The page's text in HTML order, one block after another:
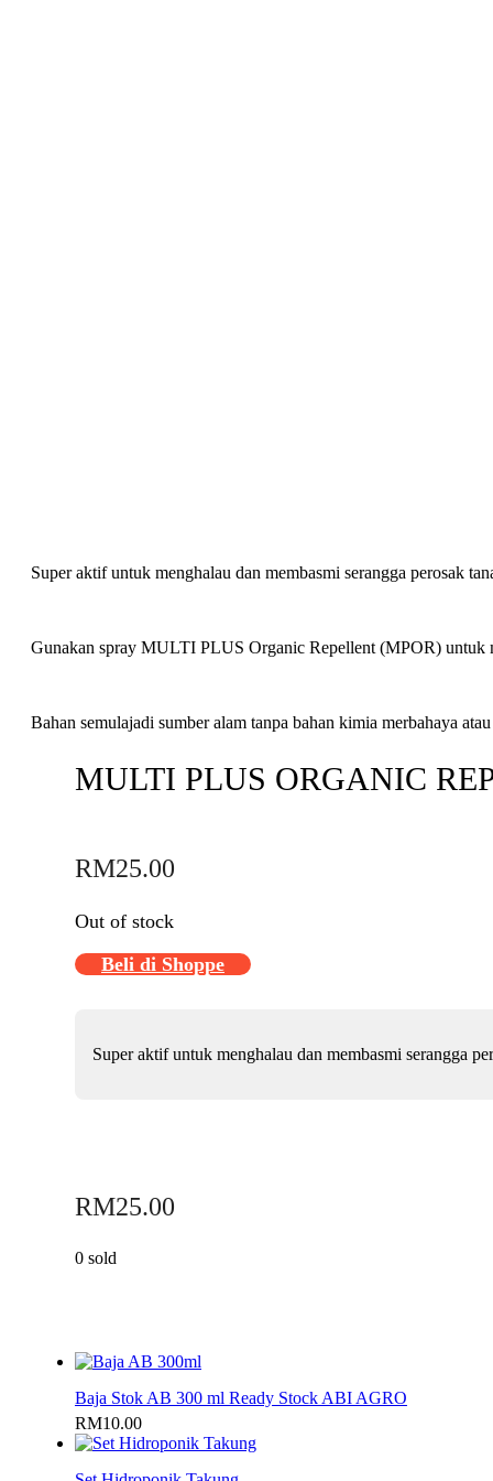
Super aktif untuk menghalau dan membasmi serangga perosak
Gunakan spray MULTI PLUS Organic Repellent (MPOR) untuk
Bahan semulajadi sumber alam tanpa bahan kimia merbahaya
MULTI PLUS ORGANIC
RM25.00
Out of stock
Beli di Shoppe
Super aktif untuk menghalau dan membasmi serangga
RM25.00
0 sold
Baja Stok AB 300 ml Ready Stock ABI AGRO
RM10.00